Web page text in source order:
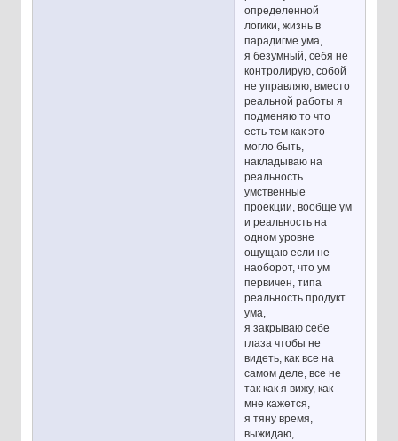
определенной
логики, жизнь в
парадигме ума,
я безумный, себя не
контролирую, собой
не управляю, вместо
реальной работы я
подменяю то что
есть тем как это
могло быть,
накладываю на
реальность
умственные
проекции, вообще ум
и реальность на
одном уровне
ощущаю если не
наоборот, что ум
первичен, типа
реальность продукт
ума,
я закрываю себе
глаза чтобы не
видеть, как все на
самом деле, все не
так как я вижу, как
мне кажется,
я тяну время,
выжидаю,